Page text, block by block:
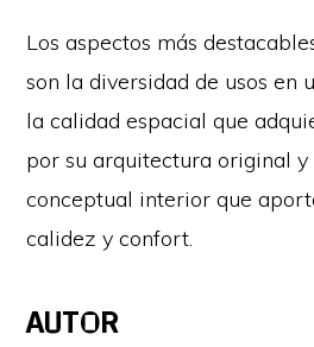
Los aspectos más
son la diversidad de usos en
la calidad espacial que
por su arquitectura original y
conceptual interior que
calidez y confort.
AUTOR